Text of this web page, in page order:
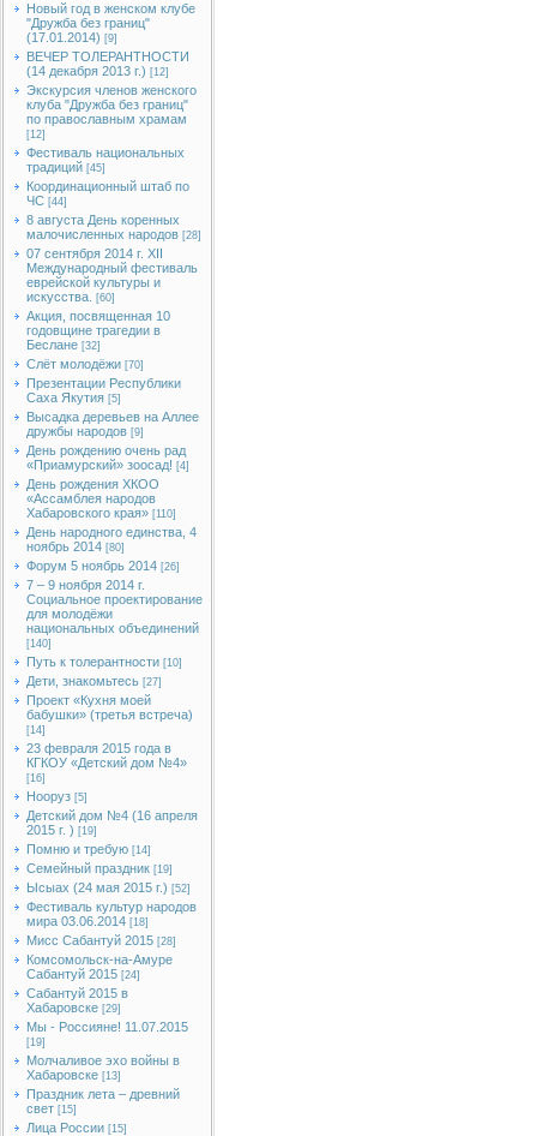
Новый год в женском клубе
"Дружба без границ"
(17.01.2014) [9]
ВЕЧЕР ТОЛЕРАНТНОСТИ
(14 декабря 2013 г.) [12]
Экскурсия членов женского
клуба "Дружба без границ"
по православным храмам
[12]
Фестиваль национальных
традиций [45]
Координационный штаб по
ЧС [44]
8 августа День коренных
малочисленных народов [28]
07 сентября 2014 г. XII
Международный фестиваль
еврейской культуры и
искусства.
[60]
Акция, посвященная 10
годовщине трагедии в
Беслане [32]
Слёт молодёжи [70]
Презентации Республики
Саха Якутия [5]
Высадка деревьев на Аллее
дружбы народов [9]
День рождению очень рад
«Приамурский» зоосад! [4]
День рождения ХКОО
«Ассамблея народов
Хабаровского края» [110]
День народного единства, 4
ноябрь 2014 [80]
Форум 5 ноябрь 2014 [26]
7 – 9 ноября 2014 г.
Социальное проектирование
для молодёжи
национальных объединений
[140]
Путь к толерантности [10]
Дети, знакомьтесь [27]
Проект «Кухня моей
бабушки» (третья встреча)
[14]
23 февраля 2015 года в
КГКОУ «Детский дом №4»
[16]
Нооруз [5]
Детский дом №4 (16 апреля
2015 г. ) [19]
Помню и требую [14]
Семейный праздник [19]
Ысыах (24 мая 2015 г.) [52]
Фестиваль культур народов
мира 03.06.2014 [18]
Мисс Сабантуй 2015 [28]
Комсомольск-на-Амуре
Сабантуй 2015 [24]
Сабантуй 2015 в
Хабаровске [29]
Мы - Россияне! 11.07.2015
[19]
Молчаливое эхо войны в
Хабаровске [13]
Праздник лета – древний
свет [15]
Лица России [15]